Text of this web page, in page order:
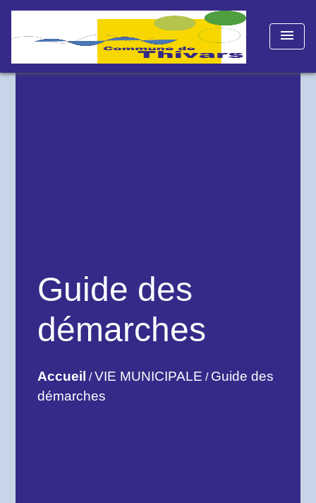
menu
Guide des
démarches
Accueil /VIE MUNICIPALE / Guide des
démarches